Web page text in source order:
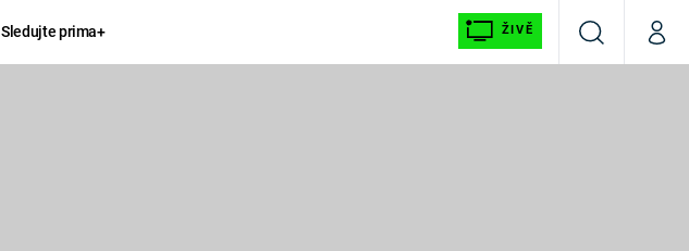
Sledujte prima+ ŽIVĚ
VyhledáváníMůj